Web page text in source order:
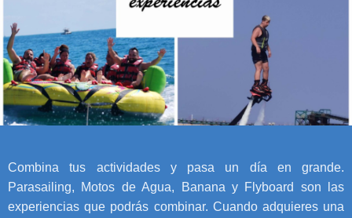
Combina tus actividades y pasa un día en grande.
Parasailing, Motos de Agua, Banana y Flyboard son las
experiencias que podrás combinar. Cuando adquieres una